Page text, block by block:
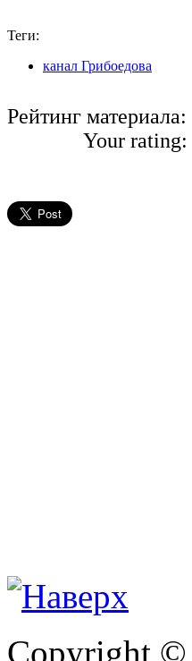
Теги:
канал Грибоедова
Рейтинг материала:
Your rating:
Copyright ©